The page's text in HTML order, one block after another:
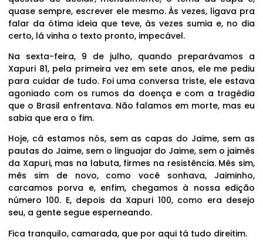
quase sempre, escrever ele mesmo. Às vezes, ligava pra
falar da ótima ideia que teve, às vezes sumia e, no dia
certo, lá vinha o texto pronto, impecável.
Na sexta-feira, 9 de julho, quando preparávamos a
Xapuri 81, pela primeira vez em sete anos, ele me pediu
para cuidar de tudo. Foi uma conversa triste, ele estava
agoniado com os rumos da doença e com a tragédia
que o Brasil enfrentava. Não falamos em morte, mas eu
sabia que era o fim.
Hoje, cá estamos nós, sem as capas do Jaime, sem as
pautas do Jaime, sem o linguajar do Jaime, sem o jaimês
da Xapuri, mas na labuta, firmes na resistência. Mês sim,
mês sim de novo, como você sonhava, Jaiminho,
carcamos porva e, enfim, chegamos à nossa edição
número 100. E, depois da Xapuri 100, como era desejo
seu, a gente segue esperneando.
Fica tranquilo, camarada, que por aqui tá tudo direitim.